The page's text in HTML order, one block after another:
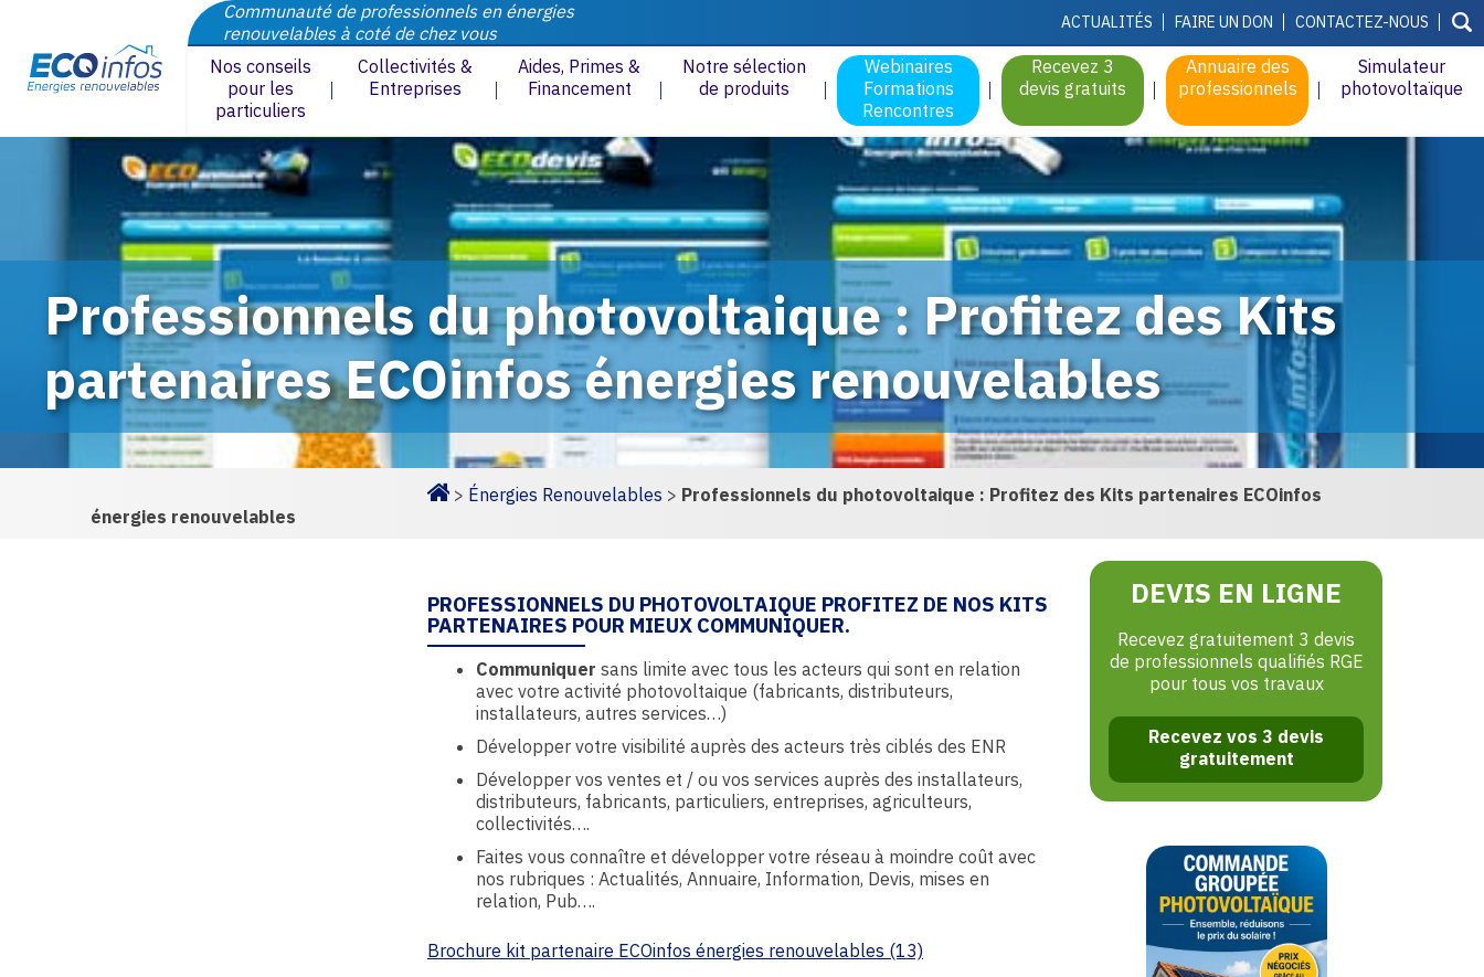
Communauté de professionnels en énergies
renouvelables à coté de chez vous
ACTUALITÉS FAIRE UN DON CONTACTEZ-NOUS
Nos conseils
pour les
particuliers
Collectivités &
Entreprises
Aides, Primes &
Financement
Notre sélection
de produits
Webinaires
Formations
Rencontres
Recevez 3
devis gratuits
Annuaire des
professionnels
Simulateur
photovoltaïque
Professionnels du photovoltaique : Profitez des Kits
partenaires ECOinfos énergies renouvelables
> Énergies Renouvelables > Professionnels du photovoltaique : Profitez des Kits partenaires ECOinfos
énergies renouvelables
PROFESSIONNELS DU PHOTOVOLTAIQUE PROFITEZ DE NOS KITS
PARTENAIRES POUR MIEUX COMMUNIQUER.
Communiquer sans limite avec tous les acteurs qui sont en relation
avec votre activité photovoltaique (fabricants, distributeurs,
installateurs, autres services…)
Développer votre visibilité auprès des acteurs très ciblés des ENR
Développer vos ventes et / ou vos services auprès des installateurs,
distributeurs, fabricants, particuliers, entreprises, agriculteurs,
collectivités….
Faites vous connaître et développer votre réseau à moindre coût avec
nos rubriques : Actualités, Annuaire, Information, Devis, mises en
relation, Pub….
Brochure kit partenaire ECOinfos énergies renouvelables (13)
DEVIS EN LIGNE
Recevez gratuitement 3 devis
de professionnels qualifiés RGE
pour tous vos travaux
Recevez vos 3 devis
gratuitement